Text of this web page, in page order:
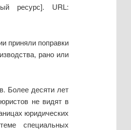
ресурс]. URL:
приняли поправки
рано или
Более десяти лет
не видят в
юридических
специальных